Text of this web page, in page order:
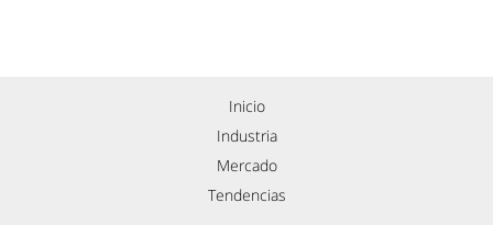
Inicio
Industria
Mercado
Tendencias